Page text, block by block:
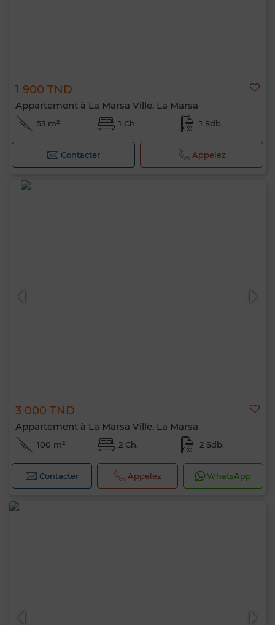
1 900 TND
Appartement à La Marsa Ville, La Marsa
55 m² 1 Ch. 1 Sdb.
Contacter Appelez
3 000 TND
Appartement à La Marsa Ville, La Marsa
100 m² 2 Ch. 2 Sdb.
Contacter Appelez WhatsApp